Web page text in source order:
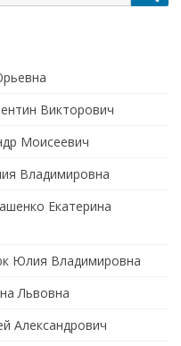
Викторович
Моисеевич
Владимировна
Екатерина
Юлия Владимировна
Львовна
Александрович